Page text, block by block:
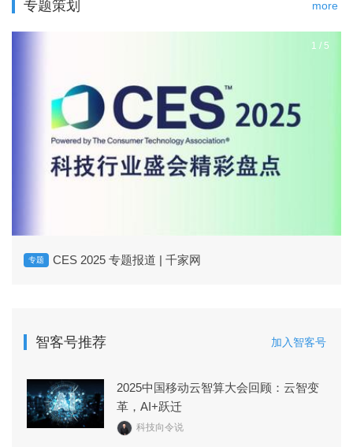
专题策划 more
专题 CES 2025 专题报道 | 千家网
1 / 5
智客号推荐 加入智客号
2025中国移动云智算大会回顾：云智变
革，AI+跃迁
科技向令说